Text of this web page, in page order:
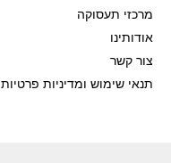
מרכזי תעסוקה
אודותינו
צור קשר
תנאי שימוש ומדיניות פרטיות